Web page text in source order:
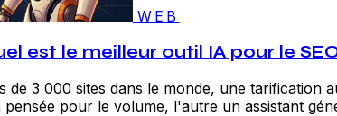
WEB
est le meilleur outil IA pour le
de 3 000 sites dans le monde, une
pour le volume, l'autre un assistant